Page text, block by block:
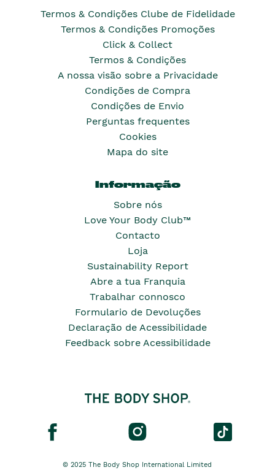
Termos & Condições Clube de Fidelidade
Termos & Condições Promoções
Click & Collect
Termos & Condições
A nossa visão sobre a Privacidade
Condições de Compra
Condições de Envio
Perguntas frequentes
Cookies
Mapa do site
Informação
Sobre nós
Love Your Body Club™
Contacto
Loja
Sustainability Report
Abre a tua Franquia
Trabalhar connosco
Formulario de Devoluções
Declaração de Acessibilidade
Feedback sobre Acessibilidade
© 2025 The Body Shop International Limited